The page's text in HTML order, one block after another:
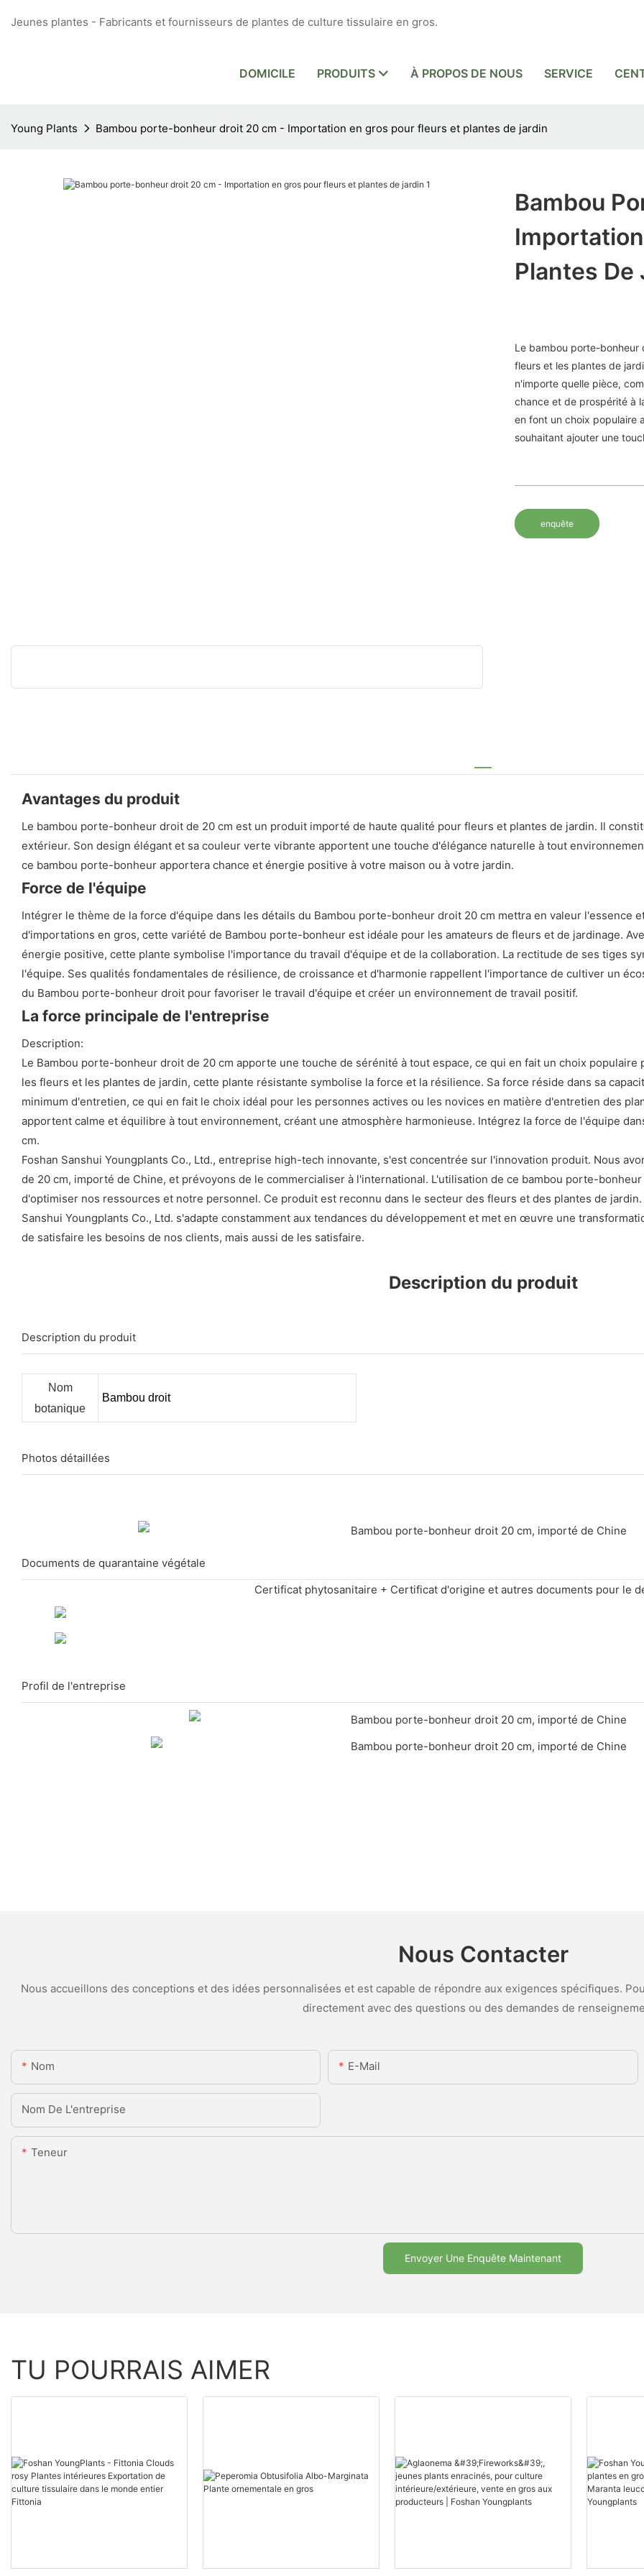
Jeunes plantes - Fabricants et fournisseurs de plantes de culture tissulaire en gros.
DOMICILE PRODUITS À PROPOS DE NOUS SERVICE
Young Plants Bambou porte-bonheur droit 20 cm - Importation en gros pour fleurs et plantes de jardin
Bambou
Plantes De
Le bambou porte-bonheur
fleurs et les plantes de
n'importe quelle pièce,
chance et de prospérité à
en font un choix populaire
souhaitant ajouter une
enquête
Avantages du produit
Le bambou porte-bonheur droit de 20 cm est un produit importé de haute qualité pour fleurs et plantes de jardin. Il
extérieur. Son design élégant et sa couleur verte vibrante apportent une touche d'élégance naturelle à tout
ce bambou porte-bonheur apportera chance et énergie positive à votre maison ou à votre jardin.
Force de l'équipe
Intégrer le thème de la force d'équipe dans les détails du Bambou porte-bonheur droit 20 cm mettra en valeur l'essence
d'importations en gros, cette variété de Bambou porte-bonheur est idéale pour les amateurs de fleurs et de jardinage.
énergie positive, cette plante symbolise l'importance du travail d'équipe et de la collaboration. La rectitude de ses tiges
l'équipe. Ses qualités fondamentales de résilience, de croissance et d'harmonie rappellent l'importance de cultiver un
du Bambou porte-bonheur droit pour favoriser le travail d'équipe et créer un environnement de travail positif.
La force principale de l'entreprise
Description:
Le Bambou porte-bonheur droit de 20 cm apporte une touche de sérénité à tout espace, ce qui en fait un choix
les fleurs et les plantes de jardin, cette plante résistante symbolise la force et la résilience. Sa force réside dans sa
minimum d'entretien, ce qui en fait le choix idéal pour les personnes actives ou les novices en matière d'entretien des
apportent calme et équilibre à tout environnement, créant une atmosphère harmonieuse. Intégrez la force de l'équipe
cm.
Foshan Sanshui Youngplants Co., Ltd., entreprise high-tech innovante, s'est concentrée sur l'innovation produit. Nous
de 20 cm, importé de Chine, et prévoyons de le commercialiser à l'international. L'utilisation de ce bambou porte-
d'optimiser nos ressources et notre personnel. Ce produit est reconnu dans le secteur des fleurs et des plantes de
Sanshui Youngplants Co., Ltd. s'adapte constamment aux tendances du développement et met en œuvre une
de satisfaire les besoins de nos clients, mais aussi de les satisfaire.
Description du produit
Description du produit
Nom
botanique
Bambou droit
Photos détaillées
Documents de quarantaine végétale
Certificat phytosanitaire + Certificat d'origine et autres documents pour le
Profil de l'entreprise
Nous Contacter
Nous accueillons des conceptions et des idées personnalisées et est capable de répondre aux exigences spécifiques.
directement avec des questions ou des demandes de
Nom E-Mail
Nom De L'entreprise
Teneur
Envoyer Une Enquête Maintenant
TU POURRAIS AIMER